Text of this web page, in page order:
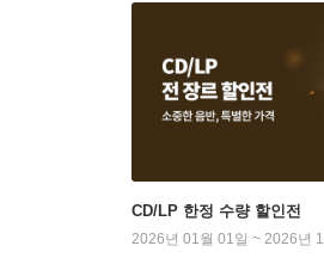
CD/LP 한정 수량 할인전
2026년 01월 01일 ~ 2026년